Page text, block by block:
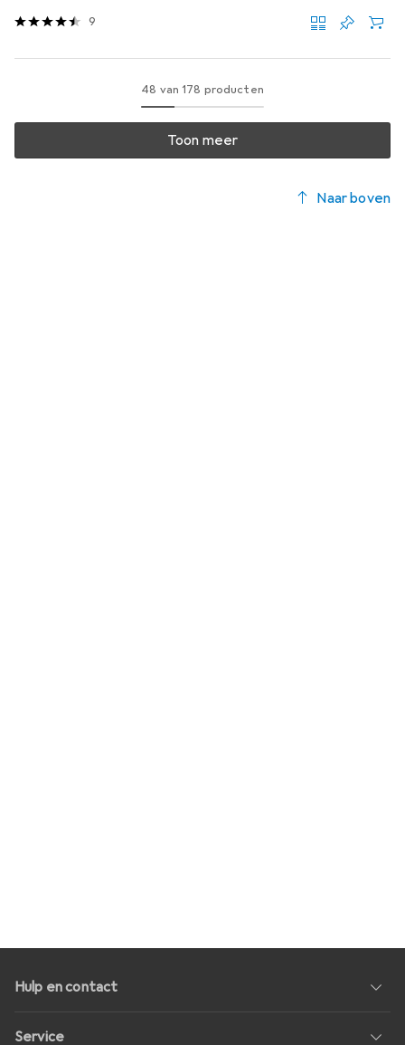
9
48 van 178 producten
Toon meer
Naar boven
Hulp en contact
Service